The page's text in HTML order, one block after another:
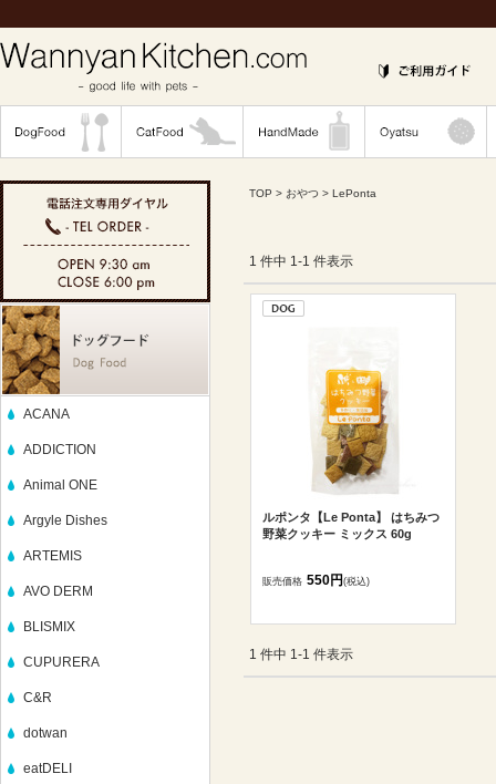
ACANA
ADDICTION
Animal ONE
Argyle Dishes
ARTEMIS
AVO DERM
BLISMIX
CUPURERA
C&R
dotwan
eatDELI
TOP > おやつ > LePonta
1 件中 1-1 件表示
ルポンタ【Le Ponta】 はちみつ
野菜クッキー ミックス 60g
販売価格 550円(税込)
1 件中 1-1 件表示